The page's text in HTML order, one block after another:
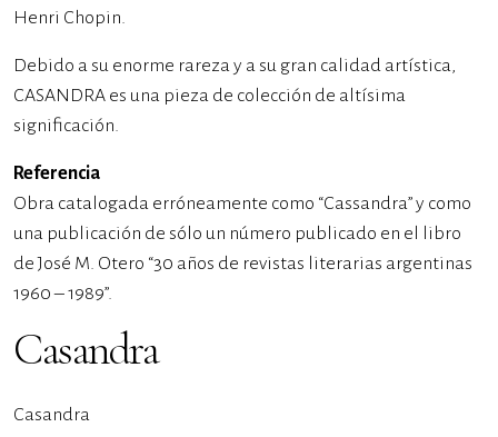
Henri Chopin.
Debido a su enorme rareza y a su gran calidad artística,
CASANDRA es una pieza de colección de altísima
significación.
Referencia
Obra catalogada erróneamente como “Cassandra” y como
una publicación de sólo un número publicado en el libro
de José M. Otero “30 años de revistas literarias argentinas
1960 – 1989”.
Casandra
Casandra